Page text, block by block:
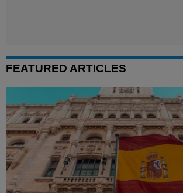
FEATURED ARTICLES